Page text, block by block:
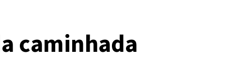
caminhada